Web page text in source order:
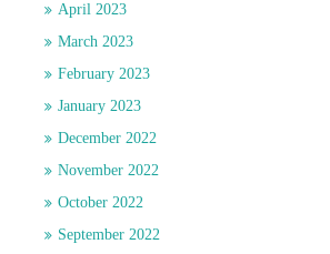
April 2023
March 2023
February 2023
January 2023
December 2022
November 2022
October 2022
September 2022